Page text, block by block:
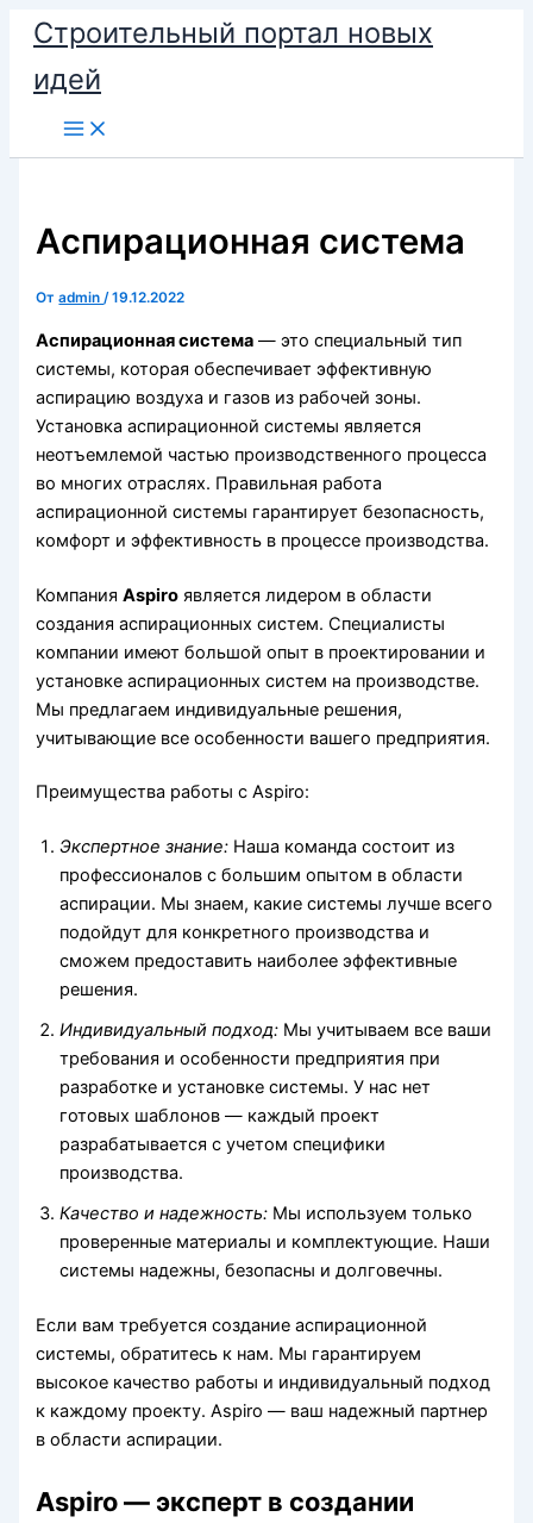
Перейти
содержимому
Строительный портал новых
идей
Аспирационная система
Отadmin/19.12.2022
Аспирационная система — это специальный тип
системы, которая обеспечивает эффективную
аспирацию воздуха и газов из рабочей зоны.
Установка аспирационной системы является
неотъемлемой частью производственного процесса
во многих отраслях. Правильная работа
аспирационной системы гарантирует безопасность,
комфорт и эффективность в процессе производства.
КомпанияAspiro является лидером в области
создания аспирационных систем. Специалисты
компании имеют большой опыт в проектировании и
установке аспирационных систем на производстве.
Мы предлагаем индивидуальные решения,
учитывающие все особенности вашего предприятия.
Преимущества работы с Aspiro:
Экспертное знание: Наша команда состоит из
профессионалов с большим опытом в области
аспирации. Мы знаем, какие системы лучше всего
подойдут для конкретного производства и
сможем предоставить наиболее эффективные
решения.
Индивидуальный подход: Мы учитываем все ваши
требования и особенности предприятия при
разработке и установке системы. У нас нет
готовых шаблонов — каждый проект
разрабатывается с учетом специфики
производства.
Качество и надежность: Мы используем только
проверенные материалы и комплектующие. Наши
системы надежны, безопасны и долговечны.
Если вам требуется создание аспирационной
системы, обратитесь к нам. Мы гарантируем
высокое качество работы и индивидуальный подход
к каждому проекту. Aspiro — ваш надежный партнер
в области аспирации.
Aspiro — эксперт в создании